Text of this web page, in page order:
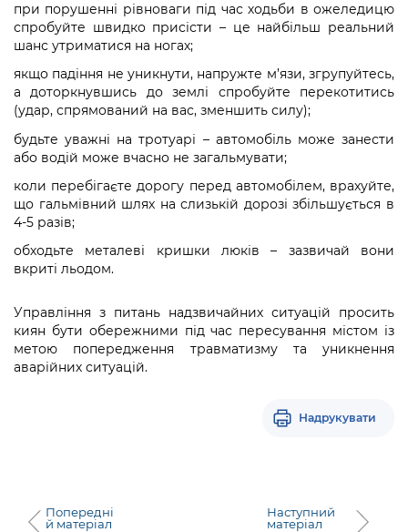
при порушенні рівноваги під час ходьби в ожеледицю
спробуйте швидко присісти – це найбільш реальний
шанс утриматися на ногах;
якщо падіння не уникнути, напружте м’язи, згрупуйтесь,
а доторкнувшись до землі спробуйте перекотитись
(удар, спрямований на вас, зменшить силу);
будьте уважні на тротуарі – автомобіль може занести
або водій може вчасно не загальмувати;
коли перебігаєте дорогу перед автомобілем, врахуйте,
що гальмівний шлях на слизькій дорозі збільшується в
4-5 разів;
обходьте металеві кришки люків – зазвичай вони
вкриті льодом.
Управління з питань надзвичайних ситуацій просить
киян бути обережними під час пересування містом із
метою попередження травматизму та уникнення
аварійних ситуацій.
Надрукувати
Попередні
й матеріал
Наступний
матеріал